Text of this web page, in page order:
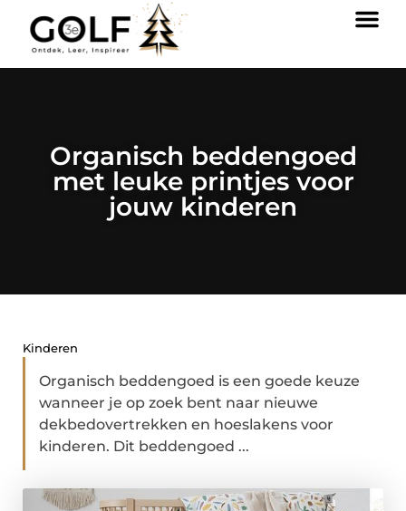
Organisch beddengoed
met leuke printjes voor
jouw kinderen
Kinderen
Organisch beddengoed is een goede keuze
wanneer je op zoek bent naar nieuwe
dekbedovertrekken en hoeslakens voor
kinderen. Dit beddengoed ...